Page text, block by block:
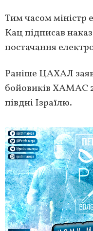
Тим часом міністр
Кац підписав
постачання
Раніше ЦАХАЛ
бойовиків ХАМАС
півдні Ізраїлю.